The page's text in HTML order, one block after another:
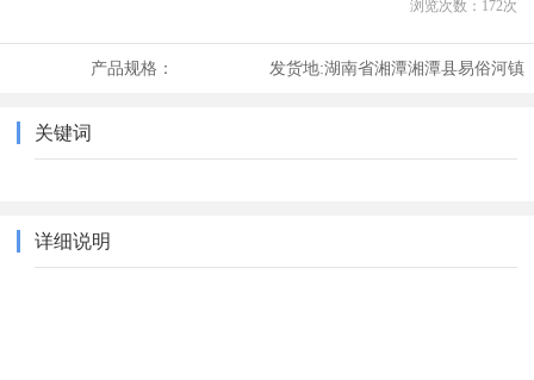
浏览次数： 172次
产品规格： 发货地:湖南省湘潭湘潭县易俗河镇
关键词
详细说明